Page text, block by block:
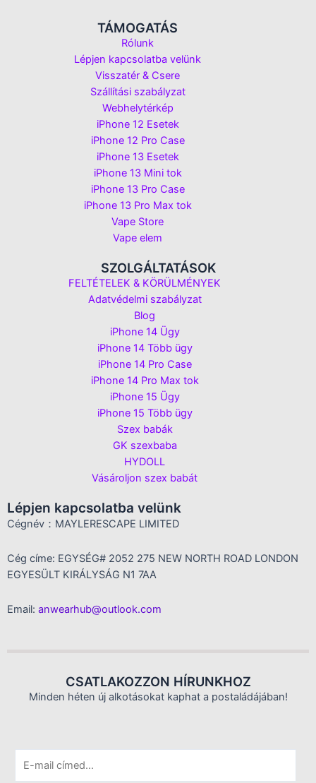
TÁMOGATÁS
Rólunk
Lépjen kapcsolatba velünk
Visszatér & Csere
Szállítási szabályzat
Webhelytérkép
iPhone 12 Esetek
iPhone 12 Pro Case
iPhone 13 Esetek
iPhone 13 Mini tok
iPhone 13 Pro Case
iPhone 13 Pro Max tok
Vape Store
Vape elem
SZOLGÁLTATÁSOK
FELTÉTELEK & KÖRÜLMÉNYEK
Adatvédelmi szabályzat
Blog
iPhone 14 Ügy
iPhone 14 Több ügy
iPhone 14 Pro Case
iPhone 14 Pro Max tok
iPhone 15 Ügy
iPhone 15 Több ügy
Szex babák
GK szexbaba
HYDOLL
Vásároljon szex babát
Lépjen kapcsolatba velünk
Cégnév：MAYLERESCAPE LIMITED
Cég címe: EGYSÉG# 2052 275 NEW NORTH ROAD LONDON
EGYESÜLT KIRÁLYSÁG N1 7AA
Email: anwearhub@outlook.com
CSATLAKOZZON HÍRUNKHOZ
Minden héten új alkotásokat kaphat a postaládájában!